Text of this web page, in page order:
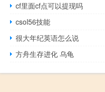
cf里面cf点可以提现吗
csol56技能
很大年纪英语怎么说
方舟生存进化 乌龟